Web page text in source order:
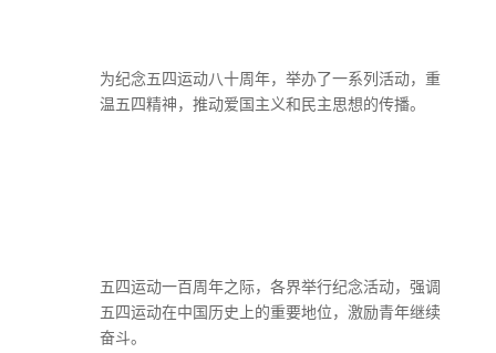
为纪念五四运动八十周年，举办了一系列活动，重
温五四精神，推动爱国主义和民主思想的传播。
五四运动一百周年之际，各界举行纪念活动，强调
五四运动在中国历史上的重要地位，激励青年继续
奋斗。